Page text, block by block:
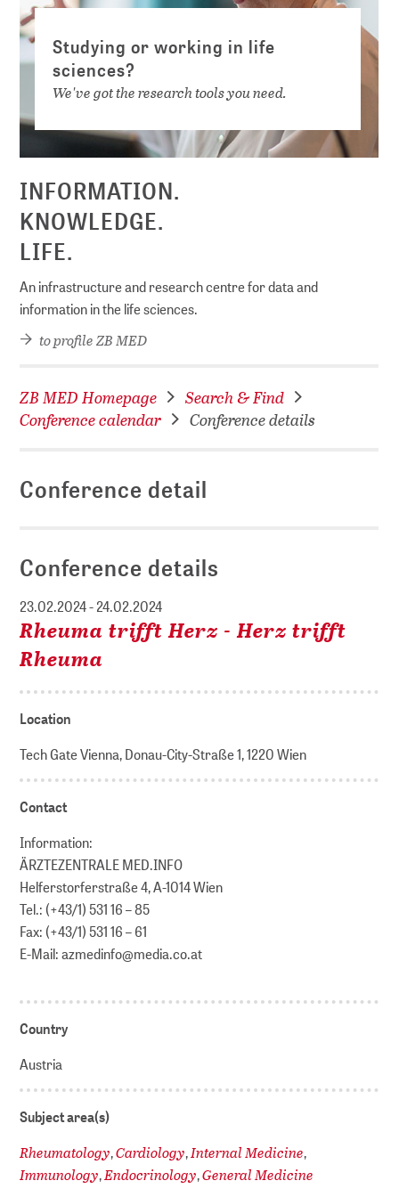
Studying or working in life
sciences?
We've got the research tools you need.
INFORMATION.
KNOWLEDGE.
LIFE.
An infrastructure and research centre for data and
information in the life sciences.
to profile ZB MED
ZB MED Homepage
Search & Find
Conference calendar
Conference details
Conference detail
Conference details
23.02.2024 - 24.02.2024
Rheuma trifft Herz - Herz trifft
Rheuma
Location
Tech Gate Vienna, Donau-City-Straße 1, 1220 Wien
Contact
Information:
ÄRZTEZENTRALE MED.INFO
Helferstorferstraße 4, A-1014 Wien
Tel.: (+43/1) 531 16 – 85
Fax: (+43/1) 531 16 – 61
E-Mail: azmedinfo@media.co.at
Country
Austria
Subject area(s)
Rheumatology,Cardiology,Internal Medicine,
Immunology,Endocrinology,General Medicine